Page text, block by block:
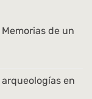
de un
en